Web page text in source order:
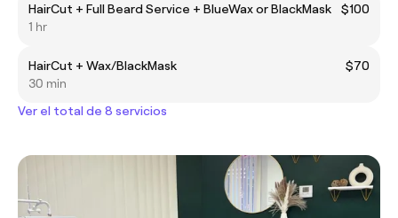
HairCut + Full Beard Service + BlueWax or BlackMask
$100
1 hr
HairCut + Wax/BlackMask
$70
30 min
Ver el total de 8 servicios